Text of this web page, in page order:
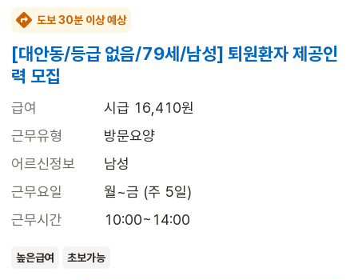
도보 30분 이상 예상
[대안동/등급 없음/79세/남성] 퇴원환자 제공인
력 모집
급여
시급 16,410원
근무유형
방문요양
어르신정보
남성
근무요일
월~금 (주 5일)
근무시간
10:00~14:00
높은급여 초보가능